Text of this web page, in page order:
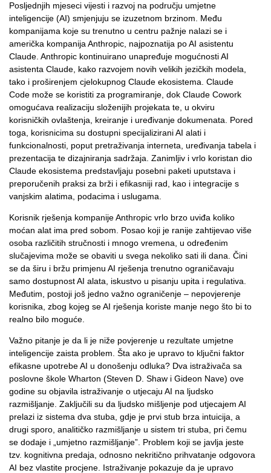
Posljednjih mjeseci vijesti i razvoj na području umjetne
inteligencije (AI) smjenjuju se izuzetnom brzinom. Među
kompanijama koje su trenutno u centru pažnje nalazi se i
američka kompanija Anthropic, najpoznatija po AI asistentu
Claude. Anthropic kontinuirano unapređuje mogućnosti AI
asistenta Claude, kako razvojem novih velikih jezičkih modela,
tako i proširenjem cjelokupnog Claude ekosistema. Claude
Code može se koristiti za programiranje, dok Claude Cowork
omogućava realizaciju složenijih projekata te, u okviru
korisničkih ovlaštenja, kreiranje i uređivanje dokumenata. Pored
toga, korisnicima su dostupni specijalizirani AI alati i
funkcionalnosti, poput pretraživanja interneta, uređivanja tabela i
prezentacija te dizajniranja sadržaja. Zanimljiv i vrlo koristan dio
Claude ekosistema predstavljaju posebni paketi uputstava i
preporučenih praksi za brži i efikasniji rad, kao i integracije s
vanjskim alatima, podacima i uslugama.
Korisnik rješenja kompanije Anthropic vrlo brzo uviđa koliko
moćan alat ima pred sobom. Posao koji je ranije zahtijevao više
osoba različitih stručnosti i mnogo vremena, u određenim
slučajevima može se obaviti u svega nekoliko sati ili dana. Čini
se da širu i bržu primjenu AI rješenja trenutno ograničavaju
samo dostupnost AI alata, iskustvo u pisanju upita i regulativa.
Međutim, postoji još jedno važno ograničenje – nepovjerenje
korisnika, zbog kojeg se AI rješenja koriste manje nego što bi to
realno bilo moguće.
Važno pitanje je da li je niže povjerenje u rezultate umjetne
inteligencije zaista problem. Šta ako je upravo to ključni faktor
efikasne upotrebe AI u donošenju odluka? Dva istraživača sa
poslovne škole Wharton (Steven D. Shaw i Gideon Nave) ove
godine su objavila istraživanje o utjecaju AI na ljudsko
razmišljanje. Zaključili su da ljudsko mišljenje pod utjecajem AI
prelazi iz sistema dva stuba, gdje je prvi stub brza intuicija, a
drugi sporo, analitičko razmišljanje u sistem tri stuba, pri čemu
se dodaje i „umjetno razmišljanje”. Problem koji se javlja jeste
tzv. kognitivna predaja, odnosno nekritično prihvatanje odgovora
AI bez vlastite procjene. Istraživanje pokazuje da je upravo